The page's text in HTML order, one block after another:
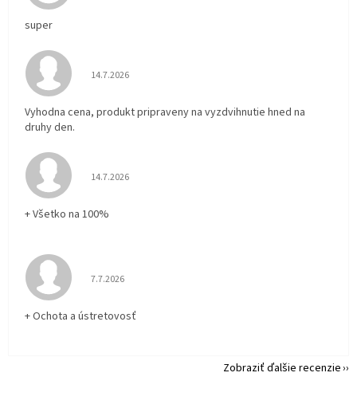
super
Hodnotenie obchodu je 5 z 5 hviezdičiek.
14.7.2026
Vyhodna cena, produkt pripraveny na vyzdvihnutie hned na
druhy den.
Hodnotenie obchodu je 5 z 5 hviezdičiek.
14.7.2026
+ Všetko na 100%
Hodnotenie obchodu je 5 z 5 hviezdičiek.
7.7.2026
+ Ochota a ústretovosť
Zobraziť ďalšie recenzie